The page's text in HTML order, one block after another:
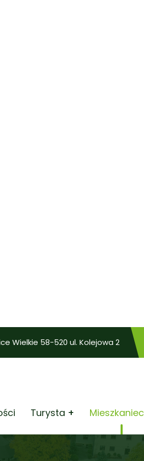
Wielkie 58-520 ul. Kolejowa 2
Turysta Mieszkaniec